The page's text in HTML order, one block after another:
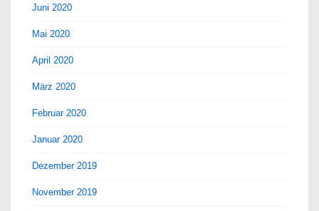
Juni 2020
Mai 2020
April 2020
März 2020
Februar 2020
Januar 2020
Dezember 2019
November 2019